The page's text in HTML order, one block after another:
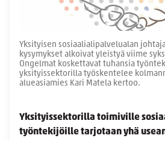
Yksityisen sosiaalialipalvelualan
kysymykset alkoivat yleistyä viime
Ongelmat koskettavat tuhansia
yksityissektorilla työskentelee
alueasiamies Kari Matela kertoo.
Yksityissektorilla toimiville
työntekijöille tarjotaan yhä